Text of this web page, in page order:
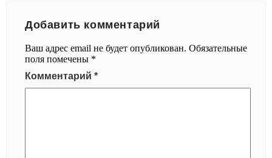
Добавить комментарий
Ваш адрес email не будет опубликован. Обязательные
поля помечены *
Комментарий *